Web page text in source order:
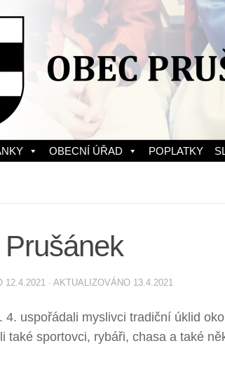
OBECNÍ ÚŘAD POPLATKY
12.4.2021 · AKTUALIZOVÁNO 13.4.2021
4. uspořádali myslivci tradiční úklid
také sportovci, rybáři, chasa a také